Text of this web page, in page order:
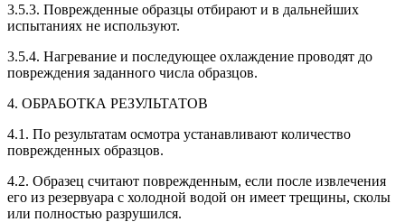
3.5.3. Поврежденные образцы отбирают и в дальнейших
испытаниях не используют.
3.5.4. Нагревание и последующее охлаждение проводят до
повреждения заданного числа образцов.
4. ОБРАБОТКА РЕЗУЛЬТАТОВ
4.1. По результатам осмотра устанавливают количество
поврежденных образцов.
4.2. Образец считают поврежденным, если после извлечения
его из резервуара с холодной водой он имеет трещины, сколы
или полностью разрушился.